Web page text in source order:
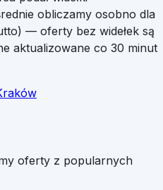
obliczamy osobno dla
— oferty bez widełek są
aktualizowane co 30 minut
oferty z popularnych